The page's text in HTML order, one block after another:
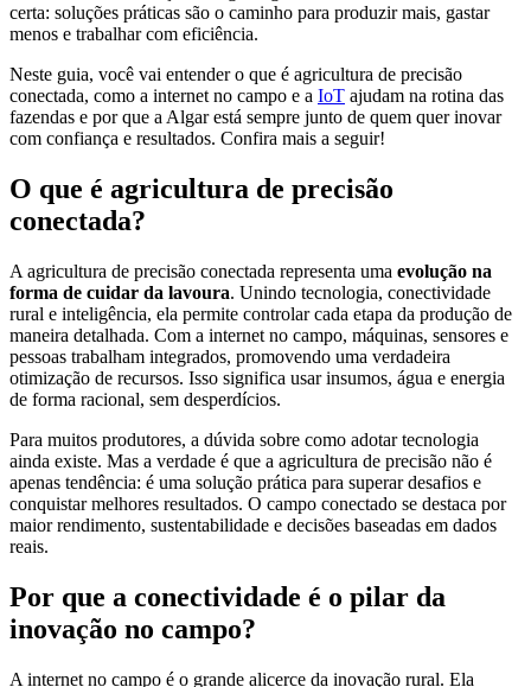
certa: soluções práticas são o caminho para produzir mais, gastar
menos e trabalhar com eficiência.
Neste guia, você vai entender o que é agricultura de precisão
conectada, como a internet no campo e a IoT ajudam na rotina das
fazendas e por que a Algar está sempre junto de quem quer inovar
com confiança e resultados. Confira mais a seguir!
O que é agricultura de precisão
conectada?
A agricultura de precisão conectada representa uma evolução na
forma de cuidar da lavoura. Unindo tecnologia, conectividade
rural e inteligência, ela permite controlar cada etapa da produção de
maneira detalhada. Com a internet no campo, máquinas, sensores e
pessoas trabalham integrados, promovendo uma verdadeira
otimização de recursos. Isso significa usar insumos, água e energia
de forma racional, sem desperdícios.
Para muitos produtores, a dúvida sobre como adotar tecnologia
ainda existe. Mas a verdade é que a agricultura de precisão não é
apenas tendência: é uma solução prática para superar desafios e
conquistar melhores resultados. O campo conectado se destaca por
maior rendimento, sustentabilidade e decisões baseadas em dados
reais.
Por que a conectividade é o pilar da
inovação no campo?
A internet no campo é o grande alicerce da inovação rural. Ela